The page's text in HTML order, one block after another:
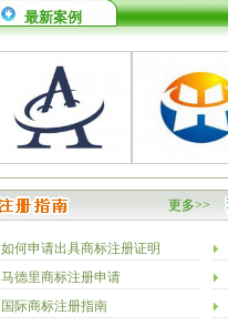
最新案例
更多>>
如何申请出具商标注册证明
马德里商标注册申请
国际商标注册指南